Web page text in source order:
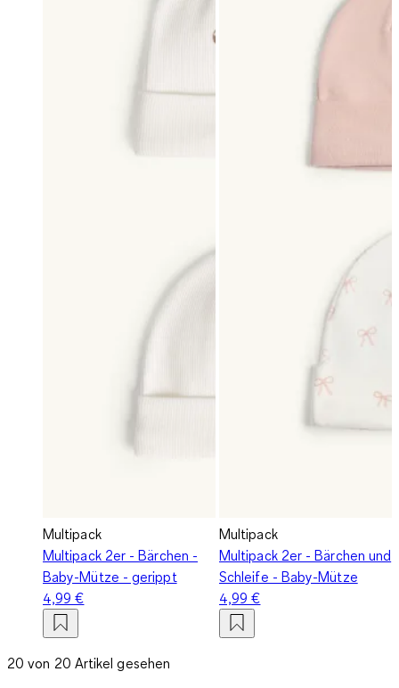
Multipack
Multipack 2er - Bärchen -
Baby-Mütze - gerippt
4,99 €
Multipack
Multipack 2er - Bärchen und
Schleife - Baby-Mütze
4,99 €
20 von 20 Artikel gesehen